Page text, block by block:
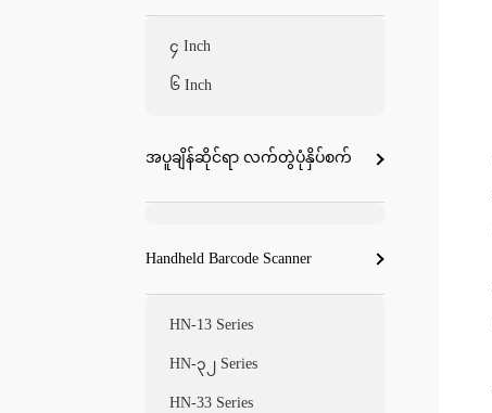
၄ Inch
၆ Inch
အပူချိန်ဆိုင်ရာ လက်တွဲပုံနှိပ်စက်
Handheld Barcode Scanner
HN-13 Series
HN-၃၂ Series
HN-33 Series